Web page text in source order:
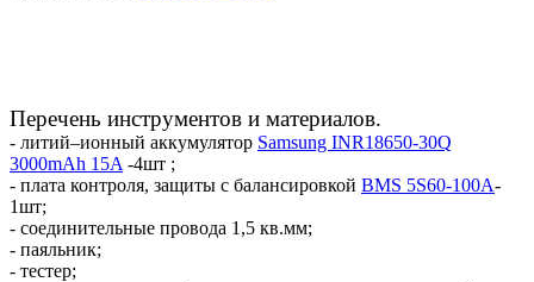
Перечень инструментов и материалов.
- литий–ионный аккумулятор Samsung INR18650-30Q
3000mAh 15A-4шт ;
- плата контроля, защиты с балансировкой BMS 5S60-100A-
1шт;
- соединительные провода 1,5 кв.мм;
- паяльник;
- тестер;